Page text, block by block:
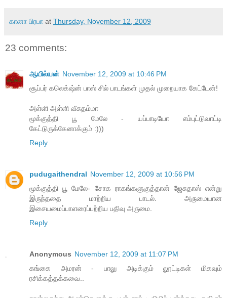
கானா பிரபா at Thursday, November 12, 2009
23 comments:
ஆயில்யன் November 12, 2009 at 10:46 PM
சூப்பர் கலெக்‌ஷ்ன் பாஸ் சில் பாடங்கள் முதல் முறையாக கேட்டேன்!
அள்ளி அள்ளி வீசுதம்மா
மூக்குத்தி பூ மேலே - யப்பாடியோ எம்புட்டுவாட்டி
கேட்டுருக்கேனாக்கும் :)))
Reply
pudugaithendral November 12, 2009 at 10:56 PM
மூக்குத்தி பூ மேலே- சோக ராகங்களுகுத்தான் ஜேசுதாஸ் என்று
இருந்ததை மாற்றிய பாடல். அருமையான
இசையமைப்பாளரைப்பற்றிய பதிவு அருமை.
Reply
Anonymous November 12, 2009 at 11:07 PM
கங்கை அமரன் - பாலு அடிக்கும் லூட்டிகள் மிகவும்
ரசிக்கத்தக்கவை..